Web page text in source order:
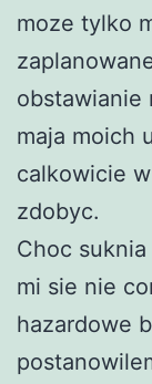
moze tylko
obstawianie
maja moich
calkowicie
zdobyc.
Choc
mi sie nie
hazardowe